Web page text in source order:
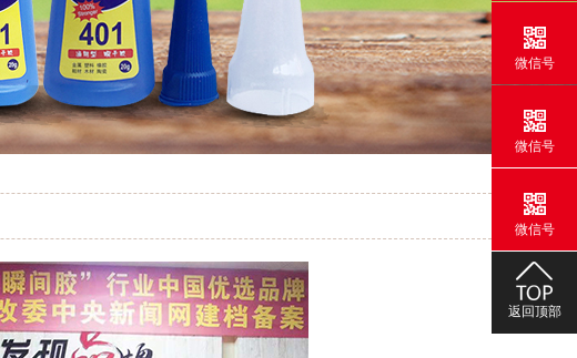
微信号
微信号
微信号
返回顶部